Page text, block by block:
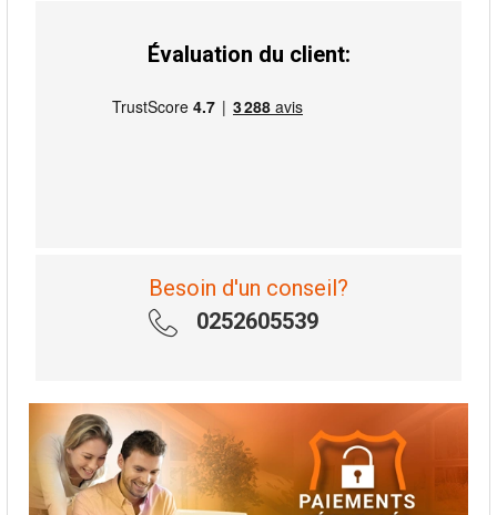
Évaluation du client:
Besoin d'un conseil?
0252605539